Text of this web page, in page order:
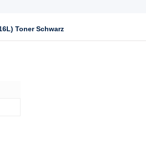
Toner Schwarz